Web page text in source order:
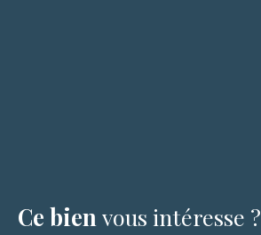
Ce bien vous intéresse ?